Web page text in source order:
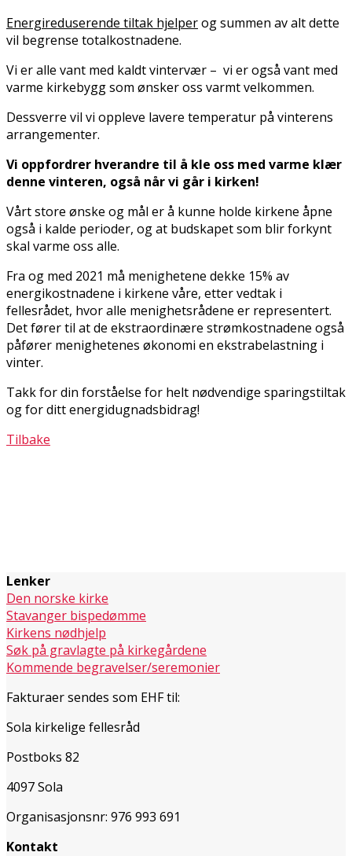
Energireduserende tiltak hjelperog summen av alt dette
vil begrense totalkostnadene.
Vi er alle vant med kaldt vintervær – vi er også vant med
varme kirkebygg som ønsker oss varmt velkommen.
Dessverre vil vi oppleve lavere temperatur på vinterens
arrangementer.
Vi oppfordrer hverandre til å kle oss med varme klær
denne vinteren, også når vi går i kirken!
Vårt store ønske og mål er å kunne holde kirkene åpne
også i kalde perioder, og at budskapet som blir forkynt
skal varme oss alle.
Fra og med 2021 må menighetene dekke 15% av
energikostnadene i kirkene våre, etter vedtak i
fellesrådet, hvor alle menighetsrådene er representert.
Det fører til at de ekstraordinære strømkostnadene også
påfører menighetenes økonomi en ekstrabelastning i
vinter.
Takk for din forståelse for helt nødvendige sparingstiltak
og for ditt energidugnadsbidrag!
Tilbake
Lenker
Den norske kirke
Stavanger bispedømme
Kirkens nødhjelp
Søk på gravlagte på kirkegårdene
Kommende begravelser/seremonier
Fakturaer sendes som EHF til:
Sola kirkelige fellesråd
Postboks 82
4097 Sola
Organisasjonsnr: 976 993 691
Kontakt